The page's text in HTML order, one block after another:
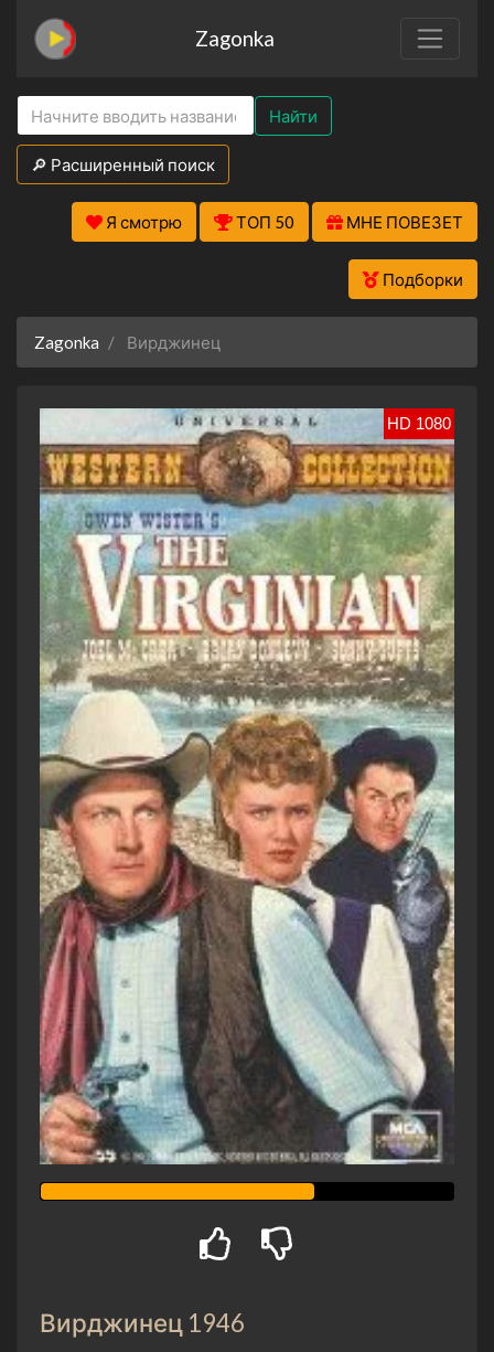
Zagonka
Найти
🔎 Расширенный поиск
Я смотрю ТОП 50 МНЕ ПОВЕЗЕТ
Подборки
Zagonka Вирджинец
HD 1080
Вирджинец 1946